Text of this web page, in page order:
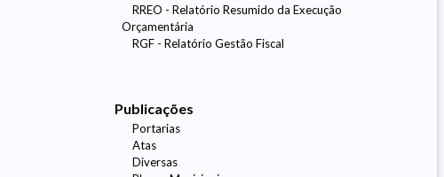
RREO - Relatório Resumido da Execução
Orçamentária
RGF - Relatório Gestão Fiscal
Publicações
Portarias
Atas
Diversas